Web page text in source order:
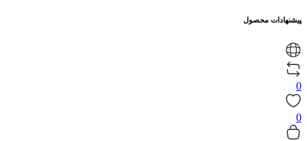
پیشنهادات محصول
0
0